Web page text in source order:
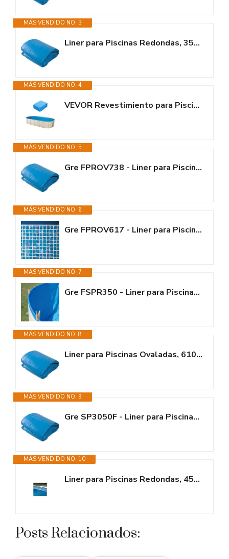
MÁS VENDIDO NO. 3
Liner para Piscinas Redondas, 350 x 120 cm (Largo x Alto), Sistema...
MÁS VENDIDO NO. 4
VEVOR Revestimiento para Piscina Ovalada 500x300 cm Calibre Estándar...
MÁS VENDIDO NO. 5
Gre FPROV738 - Liner para Piscinas Ovaladas, 730 x 375 x 132 cm (Largo x...
MÁS VENDIDO NO. 6
Gre FPROV617 - Liner para Piscinas Ovaladas, 610 x 375 x 132 cm (Largo x...
MÁS VENDIDO NO. 7
Gre FSPR350 - Liner para Piscinas Redondas, 350 x 120 (Diámetro x Alto),...
MÁS VENDIDO NO. 8
Liner para Piscinas Ovaladas, 610 x 375 x 120 cm (Largo x Ancho x Alto),...
MÁS VENDIDO NO. 9
Gre SP3050F - Liner para Piscinas Redondas, 300 x 120 cm (Largo x Ancho x...
MÁS VENDIDO NO. 10
Liner para Piscinas Redondas, 450 x 90 cm (Largo x Alto), Sistema overlap,...
Posts Relacionados: